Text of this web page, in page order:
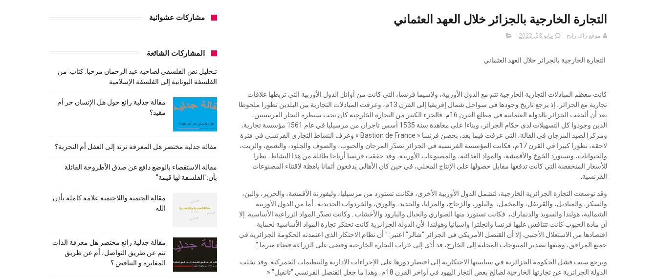
التجارة الخارجية بالجزائر خلال العهد العثماني
موقع راك رابح مايو 23, 2022
التجارة الخارجية بالجزائر خلال العهد العثماني
كانت معظم المبادلات التجارية الخارجية تتم مع الدول الأوربية، ولاسيما فرنسا، التي كانت من أوائل الدول الأوربية التي تربطها علاقات
تجارية مع الجزائر، إذ يرجع تاريخ وجودها في سواحل شمال إفريقيا إلى القرن 13م، وعرفت المبادلات التجارية بين البلدين تطورا ملحوظا
بعد أن ألحقت الجزائر بالدولة العثمانية في مطلع القرن 16م. فالجزء الكبير من التجارة الخارجية كان تحت سيطرة التجار الفرنسيين،
الذين وجودوا كل التسهيلات لدى حكام الجزائر، وبناءا على معاهدة سنة 1535 أسس تاجران من مرسيليا في عام 1561 مؤسسة تجارية،
ومركزا لصيد المرجان في القالة، التي عرفت فيما بعد، بحصن فرنسا « Bastion de France » وعرف النشاط التجاري الفرنسي في فترة
لاحقة، تطورا كبيرا في القرن 17م، فكانت المؤسسة الفرنسية في الجزائر تصدّر المرجان والحبوب، والصوف والجلود، والشمع، والزيت،
والحيوانات، وتستورد الخوخ والأقمشة، والمواد الغذائية، والمصنوعات الأوربية، وقد حققت فرنسا أرباحا طائلة من هذا النشاط، نظرا
للأسعار المنخفضة التي كانت تدفعها مقابل حصولها على الإنتاج المحلي، في حين كان الأهالي يدفعون أثمانا باهظة لاقتناء المصنوعات
الفرنسية.
وقد توسعت التجارة الجزائرية الخارجية، لتشمل الدول الأوربية الأخرى، فكانت تستورد من مرسيليا، وليفورنة الأقمشة، والحرير، والبن،
والسكر، والمناديل، والقرنفل، والمخمل، والبلور، والزجاج، والمرايا، والحديد، والورق، والخردوات الحديدية، أما من الدول الأوربية
الشمالية، هولندا والسويد والدنمارك، فكانت تستورد منها الصواري والحبال والبارود والأخشاب . وكانت تصدّر المواد الزراعية الأساسية. إلا
أن مادة الحبوب كانت تتنافس عليها فرنسا وانجلترا واسبانيا وهولندا. لأن الدولة الجزائرية كانت تحتكر تجارة المواد الأساسية لحماية
اقتصادها من الاستغلال الأجنبي. إلا أن القنصل الأمريكي في الجزائر "شالر" اعتبر: " أن نظام الاحتكار الذي اعتمدته الحكومة الجزائرية في
جميع المرافق، ومنعها تصدير المنتوجات المحلية إلى الخارج، قد أدّى إلى خراب التجارة الخارجية وقضى على الزراعة قضاء مبرما ".
ويرجع سبب فشل الحكومة الجزائرية في سياستها الاحتكارية إلى اقتصار دورها على الإجراءات الإدارية والتنظيمات الجمركية. وقد تخلت
الدولة الجزائرية عن تجارتها الخارجية لصالح بعض التجار اليهود في أواخر القرن 18م، وهذا ما جعل القنصل الفرنسي "تانفيل" «
مشاركات عشوائية
المشاركات الشائعة
تـحليل نص الفلسفي لصاحبه عبد الرحمان مرحبا. كتاب: من
الفلسفة اليونانية إلى الفلسفة الإسلامية
مقالة جدلية رائع حول هل الإنسان حر أم
مقيد؟
مقالة جدلية مختصر هل المعرفة ترتد إلى العقل أم التجربة؟
مقالة الاستقصاء بالوضع دافع عن صدق الأطروحة القائلة
بأن:"الفلسفة لها قيمة"
مقالة الحتمية واللاحتمية علامة كاملة بأذن
الله
مقالة جدلية رائع مختصر هل معرفة الذات
تتم عن طريق التواصل، أم عن طريق
المغايرة و التناقض ؟